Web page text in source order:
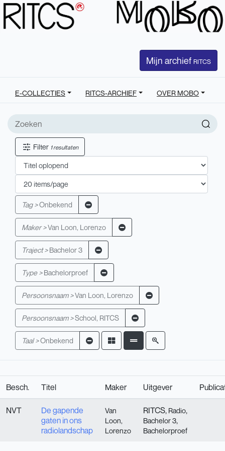
Mijn archief RITCS
E-COLLECTIES RITCS-ARCHIEF OVER MOBO
Filter 1 resultaten
Tag >Onbekend
Maker >Van Loon, Lorenzo
Traject > Bachelor 3
Type > Bachelorproef
Persoonsnaam >Van Loon, Lorenzo
Persoonsnaam >School, RITCS
Taal >Onbekend
Besch. Titel Maker Uitgever
NVT
De gapende
gaten in ons
radiolandschap
Van
Loon,
Lorenzo
RITCS, Radio,
Bachelor 3,
Bachelorproef